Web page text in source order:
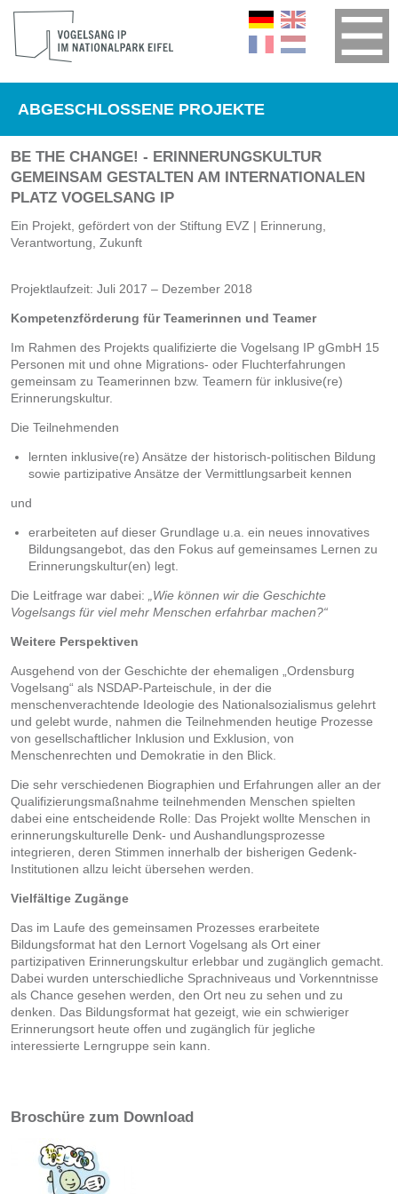
ABGESCHLOSSENE PROJEKTE
BE THE CHANGE! - ERINNERUNGSKULTUR
GEMEINSAM GESTALTEN AM INTERNATIONALEN
PLATZ VOGELSANG IP
Ein Projekt, gefördert von der Stiftung EVZ | Erinnerung,
Verantwortung, Zukunft
Projektlaufzeit: Juli 2017 – Dezember 2018
Kompetenzförderung für Teamerinnen und Teamer
Im Rahmen des Projekts qualifizierte die Vogelsang IP gGmbH 15
Personen mit und ohne Migrations- oder Fluchterfahrungen
gemeinsam zu Teamerinnen bzw. Teamern für inklusive(re)
Erinnerungskultur.
Die Teilnehmenden
lernten inklusive(re) Ansätze der historisch-politischen Bildung
sowie partizipative Ansätze der Vermittlungsarbeit kennen
und
erarbeiteten auf dieser Grundlage u.a. ein neues innovatives
Bildungsangebot, das den Fokus auf gemeinsames Lernen zu
Erinnerungskultur(en) legt.
Die Leitfrage war dabei: „Wie können wir die Geschichte
Vogelsangs für viel mehr Menschen erfahrbar machen?“
Weitere Perspektiven
Ausgehend von der Geschichte der ehemaligen „Ordensburg
Vogelsang“ als NSDAP-Parteischule, in der die
menschenverachtende Ideologie des Nationalsozialismus gelehrt
und gelebt wurde, nahmen die Teilnehmenden heutige Prozesse
von gesellschaftlicher Inklusion und Exklusion, von
Menschenrechten und Demokratie in den Blick.
Die sehr verschiedenen Biographien und Erfahrungen aller an der
Qualifizierungsmaßnahme teilnehmenden Menschen spielten
dabei eine entscheidende Rolle: Das Projekt wollte Menschen in
erinnerungskulturelle Denk- und Aushandlungsprozesse
integrieren, deren Stimmen innerhalb der bisherigen Gedenk-
Institutionen allzu leicht übersehen werden.
Vielfältige Zugänge
Das im Laufe des gemeinsamen Prozesses erarbeitete
Bildungsformat hat den Lernort Vogelsang als Ort einer
partizipativen Erinnerungskultur erlebbar und zugänglich gemacht.
Dabei wurden unterschiedliche Sprachniveaus und Vorkenntnisse
als Chance gesehen werden, den Ort neu zu sehen und zu
denken. Das Bildungsformat hat gezeigt, wie ein schwieriger
Erinnerungsort heute offen und zugänglich für jegliche
interessierte Lerngruppe sein kann.
Broschüre zum Download